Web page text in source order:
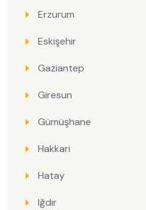
Erzurum
Eskişehir
Gaziantep
Giresun
Gümüşhane
Hakkari
Hatay
Iğdır